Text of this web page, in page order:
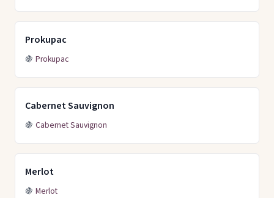
Prokupac
🍇 Prokupac
Cabernet Sauvignon
🍇 Cabernet Sauvignon
Merlot
🍇 Merlot